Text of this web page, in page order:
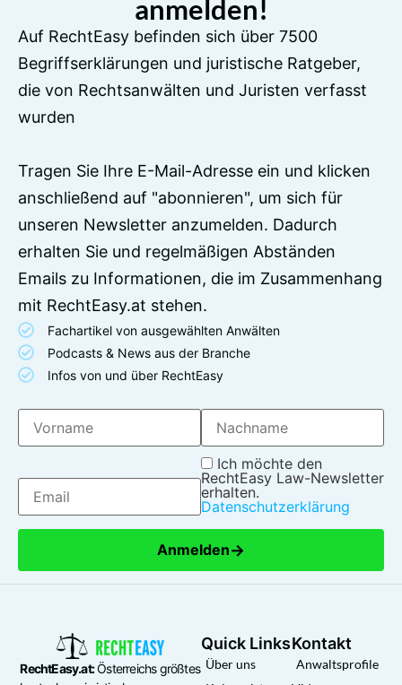
anmelden!
Auf RechtEasy befinden sich über 7500
Begriffserklärungen und juristische Ratgeber,
die von Rechtsanwälten und Juristen verfasst
wurden
Tragen Sie Ihre E-Mail-Adresse ein und klicken
anschließend auf "abonnieren", um sich für
unseren Newsletter anzumelden. Dadurch
erhalten Sie und regelmäßigen Abständen
Emails zu Informationen, die im Zusammenhang
mit RechtEasy.at stehen.
Fachartikel von ausgewählten Anwälten
Podcasts & News aus der Branche
Infos von und über RechtEasy
Ich möchte den
RechtEasy Law-Newsletter
erhalten.
Datenschutzerklärung
Anmelden→
RechtEasy.at:Österreichs größtes
Quick Links
Über uns
Kontakt
Anwaltsprofile